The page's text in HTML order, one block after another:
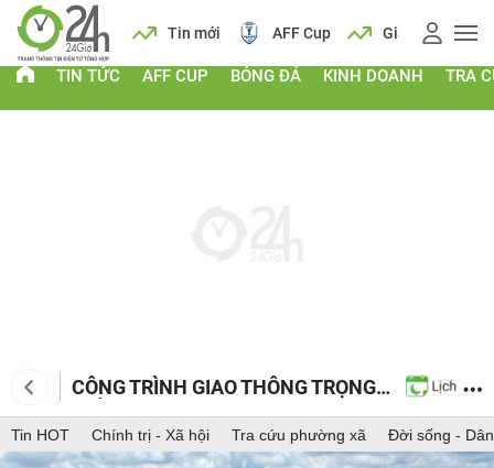
Lịch Tin mới AFF Cup Giá vàng
TIN TỨC AFF CUP BÓNG ĐÁ KINH DOANH TRA
CÔNG TRÌNH GIAO THÔNG TRỌNG
Tin HOT Chính trị - Xã hội Tra cứu phường xã Đời sống -